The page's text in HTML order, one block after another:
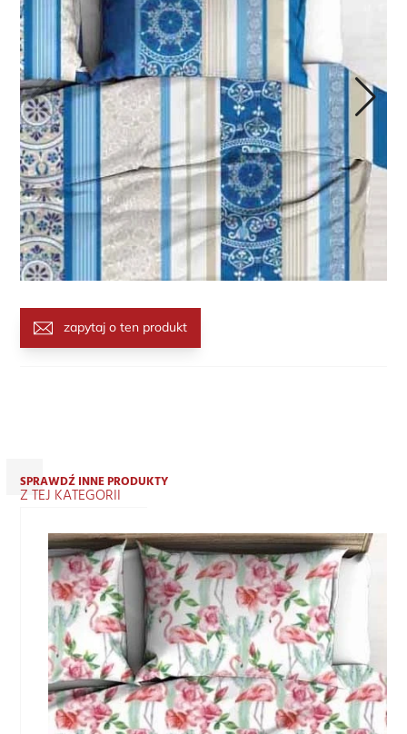
zapytaj o ten produkt
SPRAWDŹ INNE PRODUKTY
Z TEJ KATEGORII